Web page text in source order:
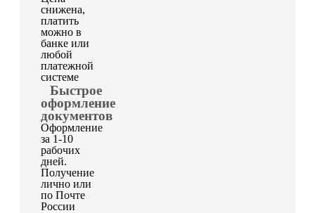
снижена,
платить
можно в
банке или
любой
платежной
системе
Быстрое
оформление
документов
Оформление
за 1-10
рабочих
дней.
Получение
лично или
по Почте
России